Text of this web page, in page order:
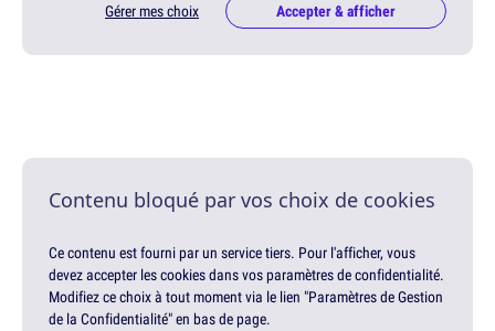
Gérer mes choix Accepter & afficher
Contenu bloqué par vos choix de cookies
Ce contenu est fourni par un service tiers. Pour l'afficher, vous
devez accepter les cookies dans vos paramètres de confidentialité.
Modifiez ce choix à tout moment via le lien "Paramètres de Gestion
de la Confidentialité" en bas de page.